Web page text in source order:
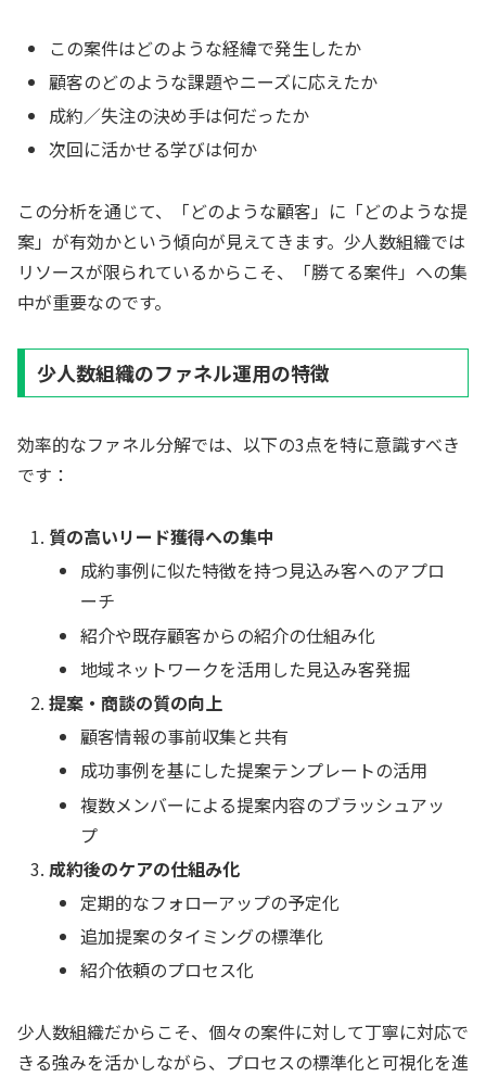
この案件はどのような経緯で発生したか
顧客のどのような課題やニーズに応えたか
成約／失注の決め手は何だったか
次回に活かせる学びは何か
この分析を通じて、「どのような顧客」に「どのような提
案」が有効かという傾向が見えてきます。少人数組織では
リソースが限られているからこそ、「勝てる案件」への集
中が重要なのです。
少人数組織のファネル運用の特徴
効率的なファネル分解では、以下の3点を特に意識すべき
です：
質の高いリード獲得への集中
成約事例に似た特徴を持つ見込み客へのアプロ
ーチ
紹介や既存顧客からの紹介の仕組み化
地域ネットワークを活用した見込み客発掘
提案・商談の質の向上
顧客情報の事前収集と共有
成功事例を基にした提案テンプレートの活用
複数メンバーによる提案内容のブラッシュアッ
プ
成約後のケアの仕組み化
定期的なフォローアップの予定化
追加提案のタイミングの標準化
紹介依頼のプロセス化
少人数組織だからこそ、個々の案件に対して丁寧に対応で
きる強みを活かしながら、プロセスの標準化と可視化を進